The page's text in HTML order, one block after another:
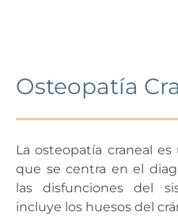
Osteopatía
La osteopatía craneal
que se centra en el
las disfunciones del
incluye los huesos del